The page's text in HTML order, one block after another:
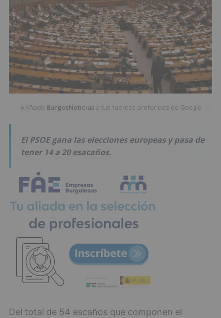
★Añade BurgosNoticias a tus fuentes preferidas de Google
El PSOE gana las elecciones europeas y pasa de
tener 14 a 20 esacaños.
Del total de 54 escaños que componen el